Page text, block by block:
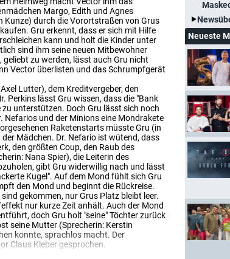
Margo, Edith und Agnes
Kunze) durch die Vorortstraßen von Grus
Gru erkennt, dass er sich mit Hilfe
kann und holt die Kinder unter
sind ihm seine neuen Mitbewohner
zu werden, lässt auch Gru nicht
Vector überlisten und das Schrumpfgerät
Lutter), dem Kreditvergeber, den
Perkins lässt Gru wissen, dass die "Bank
unterstützen. Doch Gru lässt sich noch
Nefarios und der Minions eine Mondrakete
Raketenstarts müsste Gru (in
Mädchen. Dr. Nefario ist wütend, dass
den größten Coup, den Raub des
Nana Spier), die Leiterin des
gibt Gru widerwillig nach und lässt
Kugel". Auf dem Mond fühlt sich Gru
den Mond und beginnt die Rückreise.
gekommen, nur Grus Platz bleibt leer.
nur kurze Zeit anhält. Auch der Mond
doch Gru holt "seine" Töchter zurück
seine Mutter (Sprecherin: Kerstin
konnte, sprachlos macht. Der
Claus Kleber gesprochen.
Neueste